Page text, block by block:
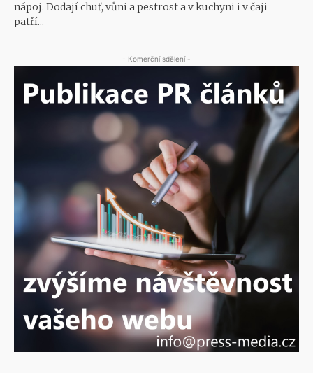
nápoj. Dodají chuť, vůni a pestrost a v kuchyni i v čaji
patří...
- Komerční sdělení -